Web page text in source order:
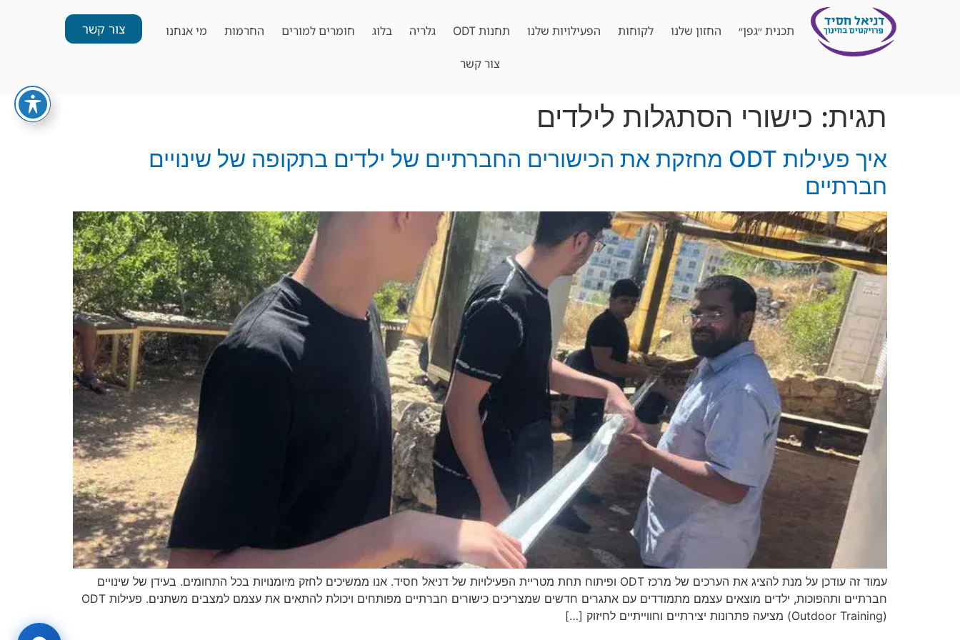
תכנית ״גפן״ החזון שלנו לקוחות הפעילויות שלנו תחנות ODT גלריה בלוג חומרים למורים החרמות מי אנחנו
צור קשר
צור קשר
תגית: כישורי הסתגלות לילדים
איך פעילות ODT מחזקת את הכישורים החברתיים של ילדים בתקופה של שינויים
חברתיים
עמוד זה עודכן על מנת להציג את הערכים של מרכז ODT ופיתוח תחת מטריית הפעילויות של דניאל חסיד. אנו ממשיכים לחזק מיומנויות בכל התחומים. בעידן של שינויים
חברתיים ותהפוכות, ילדים מוצאים עצמם מתמודדים עם אתגרים חדשים שמצריכים כישורים חברתיים מפותחים ויכולת להתאים את עצמם למצבים משתנים. פעילות ODT
(Outdoor Training) מציעה פתרונות יצירתיים וחווייתיים לחיזוק […]